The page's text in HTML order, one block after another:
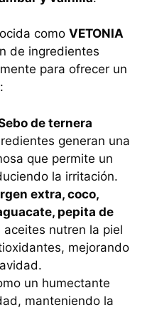
como VETONIA
de ingredientes
para ofrecer un
de ternera
generan una
que permite un
la irritación.
extra, coco,
pepita de
aceites nutren la piel
mejorando
un humectante
manteniendo la